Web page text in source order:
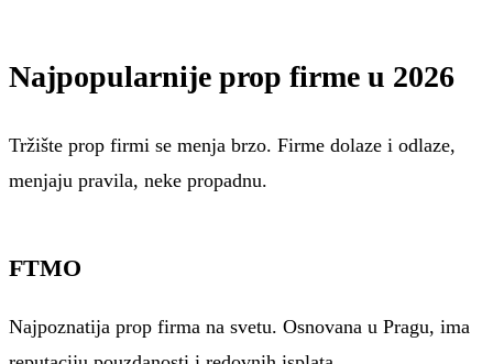
Najpopularnije prop firme u 2026
Tržište prop firmi se menja brzo. Firme dolaze i odlaze,
menjaju pravila, neke propadnu.
FTMO
Najpoznatija prop firma na svetu. Osnovana u Pragu, ima